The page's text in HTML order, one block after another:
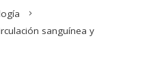
sanguínea y